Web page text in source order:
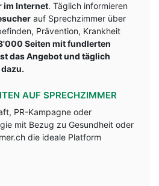
im Internet. Täglich informieren
auf Sprechzimmer über
Prävention, Krankheit
Seiten mit fundlerten
das Angebot und täglich
AUF SPRECHZIMMER
PR-Kampagne oder
mit Bezug zu Gesundheit oder
die ideale Platform